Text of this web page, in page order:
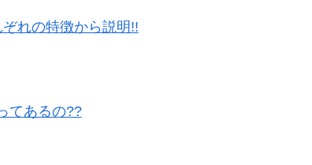
れの特徴から説明!!
てあるの??